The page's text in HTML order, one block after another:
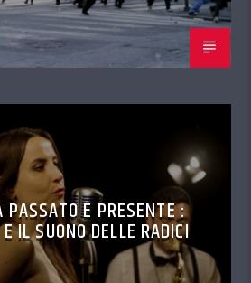
PASSATO E PRESENTE :
IL SUONO DELLE RADICI